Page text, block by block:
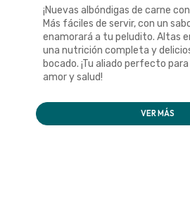
¡Nuevas albóndigas de carne
Más fáciles de servir, con un
enamorará a tu peludito. Altas
una nutrición completa y
bocado. ¡Tu aliado perfecto
amor y salud!
VER MÁS